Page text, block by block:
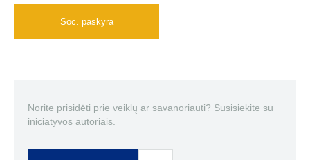
Soc. paskyra
Norite prisidėti prie veiklų ar savanoriauti? Susisiekite su
iniciatyvos autoriais.